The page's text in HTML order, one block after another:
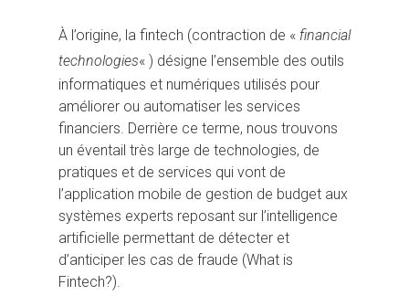
À l’origine, la fintech (contraction de « financial
technologies« ) désigne l’ensemble des outils
informatiques et numériques utilisés pour
améliorer ou automatiser les services
financiers. Derrière ce terme, nous trouvons
un éventail très large de technologies, de
pratiques et de services qui vont de
l’application mobile de gestion de budget aux
systèmes experts reposant sur l’intelligence
artificielle permettant de détecter et
d’anticiper les cas de fraude (What is
Fintech?).